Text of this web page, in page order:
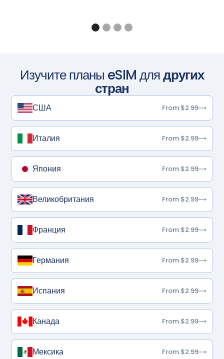
Изучите планы eSIM длядругих
стран
США From $2.99
Италия From $2.99
Япония From $2.99
Великобритания From $2.99
Франция From $2.99
Германия From $2.99
Испания From $2.99
Канада From $2.99
Мексика From $2.99